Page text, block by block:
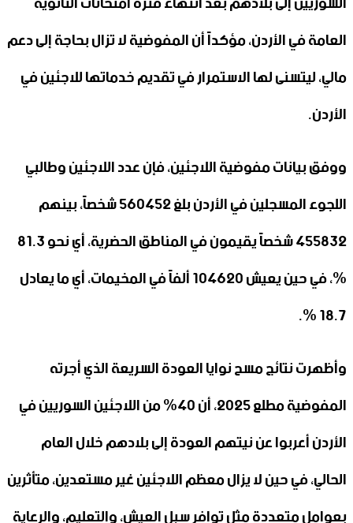
العامة في الأردن، مؤكداً أن المفوضية لا تزال بحاجة إلى دعم
مالي، ليتسنى لها الاستمرار في تقديم خدماتها للاجئين في
الأردن.
ووفق بيانات مفوضية اللاجئين، فإن عدد اللاجئين وطالبي
اللجوء المسجلين في الأردن بلغ 560452 شخصاً، بينهم
455832 شخصاً يقيمون في المناطق الحضرية، أي نحو 81.3
%، في حين يعيش 104620 ألفاً في المخيمات، أي ما يعادل
18.7 %.
وأظهرت نتائج مسح نوايا العودة السريعة الذي أجرته
المفوضية مطلع 2025، أن 40% من اللاجئين السوريين في
الأردن أعربوا عن نيتهم العودة إلى بلادهم خلال العام
الحالي، في حين لا يزال معظم اللاجئين غير مستعدين، متأثرين